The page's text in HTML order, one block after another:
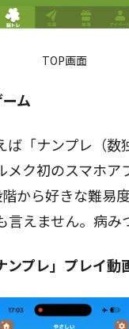
TOP画面
ム
「ナンプレ（
ク初のスマホア
から好きな難易
えません。病み
ンプレ」プレイ